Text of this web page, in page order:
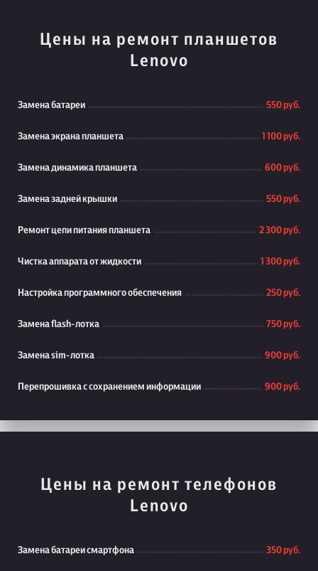
Цены на ремонт планшетов
Lenovo
Замена батареи 550 руб.
Замена экрана планшета 1 100 руб.
Замена динамика планшета 600 руб.
Замена задней крышки 550 руб.
Ремонт цепи питания планшета 2 300 руб.
Чистка аппарата от жидкости 1 300 руб.
Настройка программного обеспечения 250 руб.
Замена flash-лотка 750 руб.
Замена sim-лотка 900 руб.
Перепрошивка с сохранением информации 900 руб.
Цены на ремонт телефонов
Lenovo
Замена батареи смартфона 350 руб.